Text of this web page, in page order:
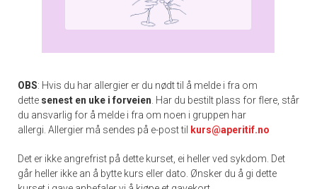
OBS: Hvis du har allergier er du nødt til å melde i fra om
dette senest en uke i forveien . Har du bestilt plass for flere, står
du ansvarlig for å melde i fra om noen i gruppen har
allergi. Allergier må sendes på e-post til kurs@aperitif.no
Det er ikke angrefrist på dette kurset, ei heller ved sykdom. Det
går heller ikke an å bytte kurs eller dato. Ønsker du å gi dette